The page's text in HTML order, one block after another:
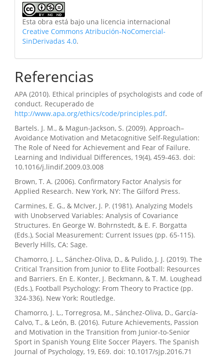
Esta obra está bajo una licencia internacional
Creative Commons Atribución-NoComercial-
SinDerivadas 4.0.
Referencias
APA (2010). Ethical principles of psychologists and code of
conduct. Recuperado de
http://www.apa.org/ethics/code/principles.pdf.
Bartels. J. M., & Magun-Jackson, S. (2009). Approach–
Avoidance Motivation and Metacognitive Self-Regulation:
The Role of Need for Achievement and Fear of Failure.
Learning and Individual Differences, 19(4), 459-463. doi:
10.1016/j.lindif.2009.03.008
Brown, T. A. (2006). Confirmatory Factor Analysis for
Applied Research. New York, NY: The Gilford Press.
Carmines, E. G., & McIver, J. P. (1981). Analyzing Models
with Unobserved Variables: Analysis of Covariance
Structures. En George W. Bohrnstedt, & E. F. Borgatta
(Eds.), Social Measurement: Current Issues (pp. 65-115).
Beverly Hills, CA: Sage.
Chamorro, J. L., Sánchez-Oliva, D., & Pulido, J. J. (2019). The
Critical Transition from Junior to Elite Football: Resources
and Barriers. En E. Konter, J. Beckmann, & T. M. Loughead
(Eds.), Football Psychology: From Theory to Practice (pp.
324-336). New York: Routledge.
Chamorro, J. L., Torregrosa, M., Sánchez-Oliva, D., García-
Calvo, T., & León, B. (2016). Future Achievements, Passion
and Motivation in the Transition from Junior-to-Senior
Sport in Spanish Young Elite Soccer Players. The Spanish
Journal of Psychology, 19, E69. doi: 10.1017/sjp.2016.71